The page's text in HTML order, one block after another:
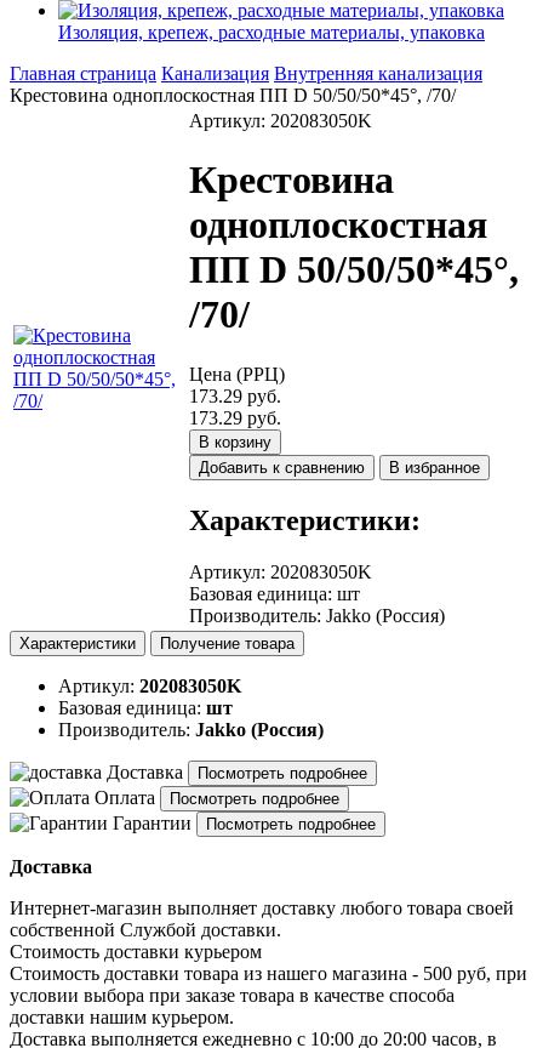
Изоляция, крепеж, расходные материалы, упаковка
Главная страница Канализация Внутренняя канализация
Крестовина одноплоскостная ПП D 50/50/50*45°, /70/
Артикул: 202083050K
Крестовина
одноплоскостная
ПП D 50/50/50*45°,
/70/
Цена (РРЦ)
173.29 руб.
173.29 руб.
В корзину
Добавить к сравнению
В избранное
Характеристики:
Артикул: 202083050K
Базовая единица: шт
Производитель: Jakko (Россия)
Характеристики Получение товара
Артикул: 202083050K
Базовая единица: шт
Производитель: Jakko (Россия)
Доставка Посмотреть подробнее
Оплата Посмотреть подробнее
Гарантии Посмотреть подробнее
Доставка
Интернет-магазин выполняет доставку любого товара своей
собственной Службой доставки.
Стоимость доставки курьером
Стоимость доставки товара из нашего магазина - 500 руб, при
условии выбора при заказе товара в качестве способа
доставки нашим курьером.
Доставка выполняется ежедневно с 10:00 до 20:00 часов, в